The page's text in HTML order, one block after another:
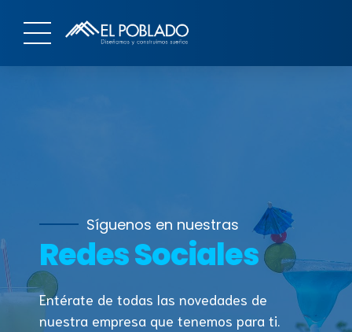
Síguenos en nuestras
Redes Sociales
Entérate de todas las novedades de
nuestra empresa que tenemos para ti.